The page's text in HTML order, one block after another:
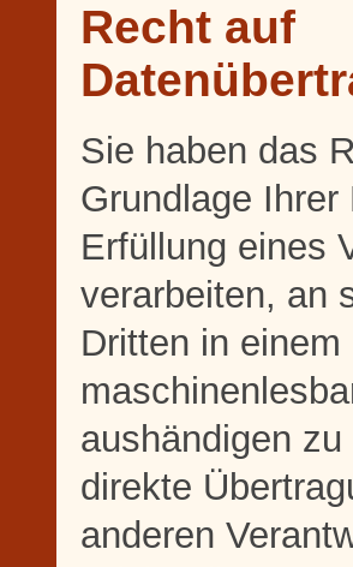
Recht auf
Sie haben das
Grundlage
Erfüllung eines
verarbeiten, an
Dritten in einem
aushändigen
direkte
anderen